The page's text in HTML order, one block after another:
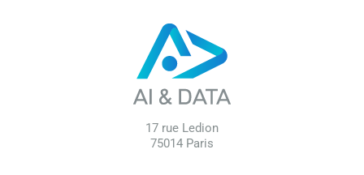
17 rue Ledion
75014 Paris